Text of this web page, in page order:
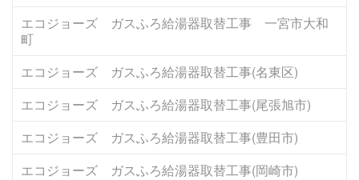
エコジョーズ ガスふろ給湯器取替工事 一宮市大和
町
エコジョーズ ガスふろ給湯器取替工事(名東区)
エコジョーズ ガスふろ給湯器取替工事(尾張旭市)
エコジョーズ ガスふろ給湯器取替工事(豊田市)
エコジョーズ ガスふろ給湯器取替工事(岡崎市)